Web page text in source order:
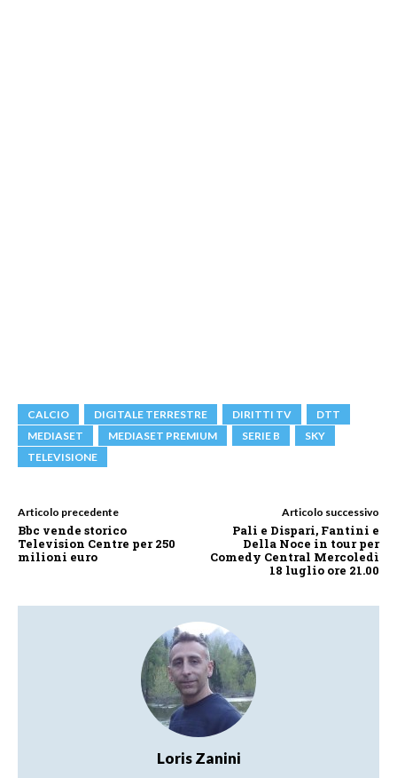
CALCIO DIGITALE TERRESTRE DIRITTI TV
DTT
MEDIASET
MEDIASET PREMIUM SERIE B
SKY
TELEVISIONE
Articolo precedente
Bbc vende storico
Television Centre per 250
milioni euro
Articolo successivo
Pali e Dispari, Fantini e
Della Noce in tour per
Comedy Central Mercoledì
18 luglio ore 21.00
Loris Zanini